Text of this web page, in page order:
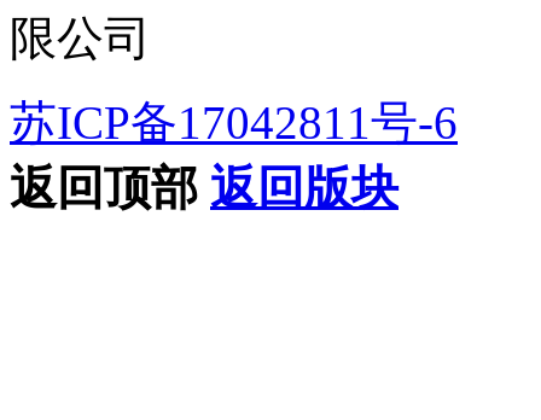
限公司
苏ICP备17042811号-6
返回顶部 返回版块